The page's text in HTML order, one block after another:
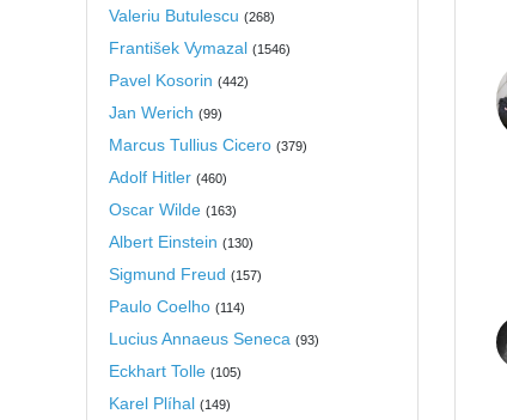
Valeriu Butulescu (268)
František Vymazal (1546)
Pavel Kosorin (442)
Jan Werich (99)
Marcus Tullius Cicero (379)
Adolf Hitler (460)
Oscar Wilde (163)
Albert Einstein (130)
Sigmund Freud (157)
Paulo Coelho (114)
Lucius Annaeus Seneca (93)
Eckhart Tolle (105)
Karel Plíhal (149)